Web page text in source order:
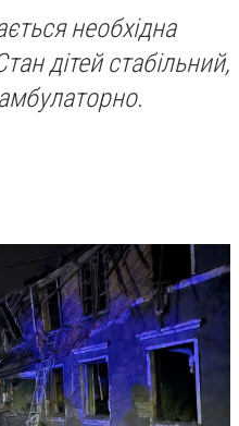
необхідна
дітей стабільний,